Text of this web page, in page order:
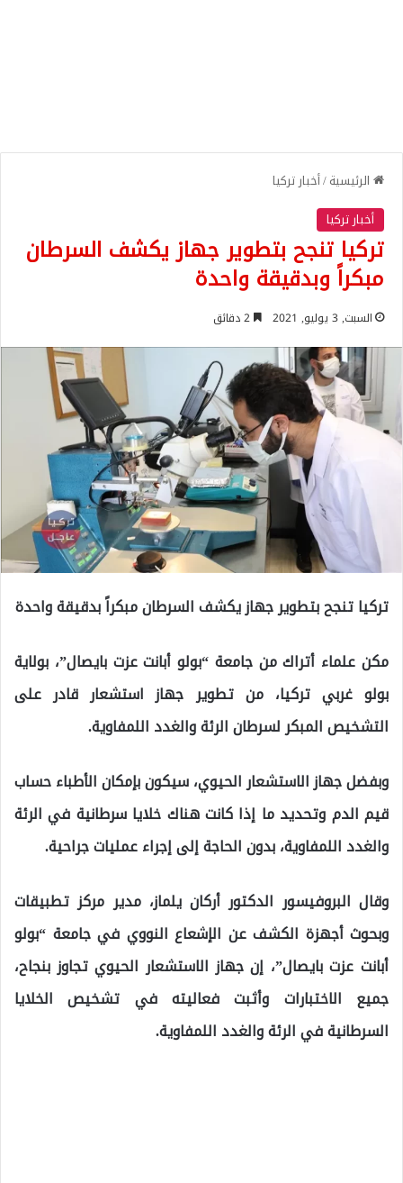
الرئيسية/أخبار تركيا
أخبار تركيا
تركيا تنجح بتطوير جهاز يكشف السرطان
مبكراً وبدقيقة واحدة
السبت, 3 يوليو, 2021
تركيا تنجح بتطوير جهاز يكشف السرطان مبكراً بدقيقة واحدة
مكن علماء أتراك من جامعة “بولو أبانت عزت بايصال”، بولاية
بولو غربي تركيا، من تطوير جهاز استشعار قادر على
التشخيص المبكر لسرطان الرئة والغدد اللمفاوية.
وبفضل جهاز الاستشعار الحيوي، سيكون بإمكان الأطباء حساب
قيم الدم وتحديد ما إذا كانت هناك خلايا سرطانية في الرئة
والغدد اللمفاوية، بدون الحاجة إلى إجراء عمليات جراحية.
وقال البروفيسور الدكتور أركان يلماز، مدير مركز تطبيقات
وبحوث أجهزة الكشف عن الإشعاع النووي في جامعة “بولو
أبانت عزت بايصال”، إن جهاز الاستشعار الحيوي تجاوز بنجاح،
جميع الاختبارات وأثبت فعاليته في تشخيص الخلايا
السرطانية في الرئة والغدد اللمفاوية.